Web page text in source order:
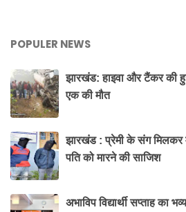
POPULER NEWS
झारखंड: हाइवा और टैंकर की
एक की मौत
झारखंड : प्रेमी के संग मिलकर
पति को मारने की साजिश
अभाविप विद्यार्थी सप्ताह का